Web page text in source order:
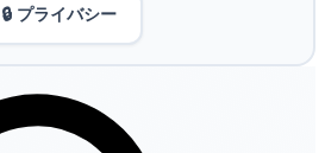
🔒 プライバシー